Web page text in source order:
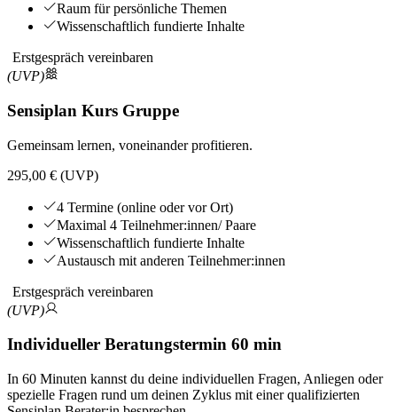
Raum für persönliche Themen
Wissenschaftlich fundierte Inhalte
Erstgespräch vereinbaren
(UVP)
Sensiplan Kurs Gruppe
Gemeinsam lernen, voneinander profitieren.
295,00 € (UVP)
4 Termine (online oder vor Ort)
Maximal 4 Teilnehmer:innen/ Paare
Wissenschaftlich fundierte Inhalte
Austausch mit anderen Teilnehmer:innen
Erstgespräch vereinbaren
(UVP)
Individueller Beratungstermin 60 min
In 60 Minuten kannst du deine individuellen Fragen, Anliegen oder
spezielle Fragen rund um deinen Zyklus mit einer qualifizierten